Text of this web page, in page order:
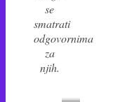
se
smatrati
odgovornima
za
njih.